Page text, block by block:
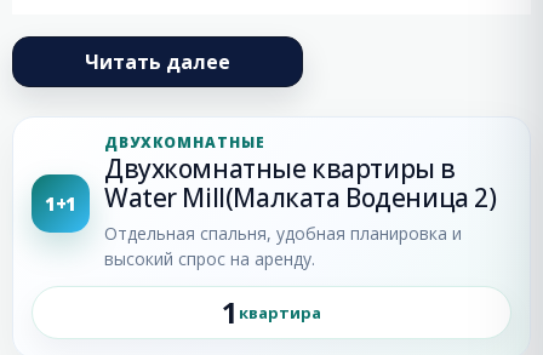
проживания у моря.
Архитектура комплекса выполнена в элегантной
стилистике, вдохновлённой эпохой Возрождения. В
облике здания гармонично сочетаются
традиционные материалы, декоративные элементы,
фигурные эркеры и выразительные линии кровли,
создающие атмосферу камерного европейского
дома с характером и индивидуальностью.
КомплексWater Mill 2расположен в
Читать далее
1+1
ДВУХКОМНАТНЫЕ
Двухкомнатные квартиры в
Water Mill(Малката Воденица 2)
Отдельная спальня, удобная планировка и
высокий спрос на аренду.
1 квартира
Святой